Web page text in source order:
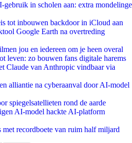
gebruik in scholen aan: extra mondelinge
tot inbouwen backdoor in iCloud aan
Google Earth na overtreding
jou en iedereen om je heen overal
leven: zo bouwen fans digitale harems
Claude van Anthropic vindbaar via
alliantie na cyberaanval door AI-model
spiegelsatellieten rond de aarde
AI-model hackte AI-platform
recordboete van ruim half miljard